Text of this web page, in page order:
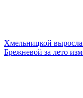
Хмельницкой выросла
Брежневой за лето